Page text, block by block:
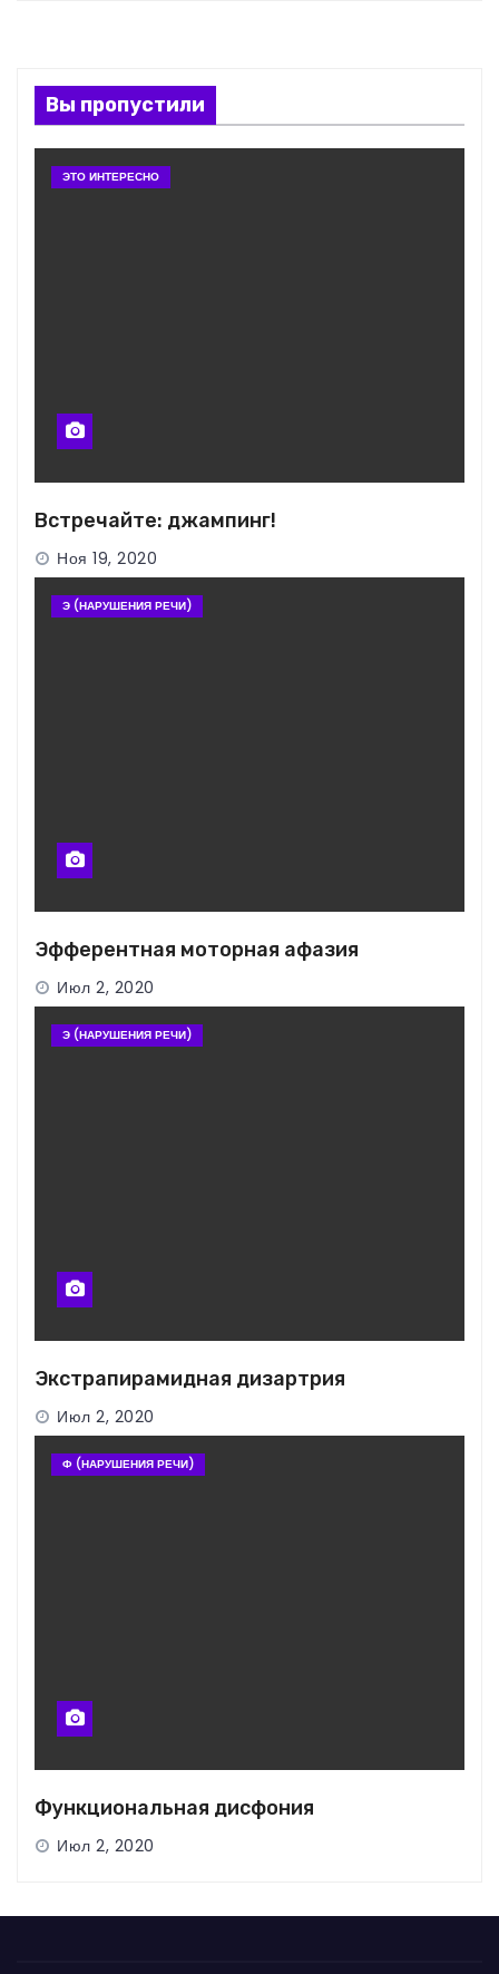
Вы пропустили
ЭТО ИНТЕРЕСНО
Встречайте: джампинг!
Ноя 19, 2020
Э (НАРУШЕНИЯ РЕЧИ)
Эфферентная моторная афазия
Июл 2, 2020
Э (НАРУШЕНИЯ РЕЧИ)
Экстрапирамидная дизартрия
Июл 2, 2020
Ф (НАРУШЕНИЯ РЕЧИ)
Функциональная дисфония
Июл 2, 2020